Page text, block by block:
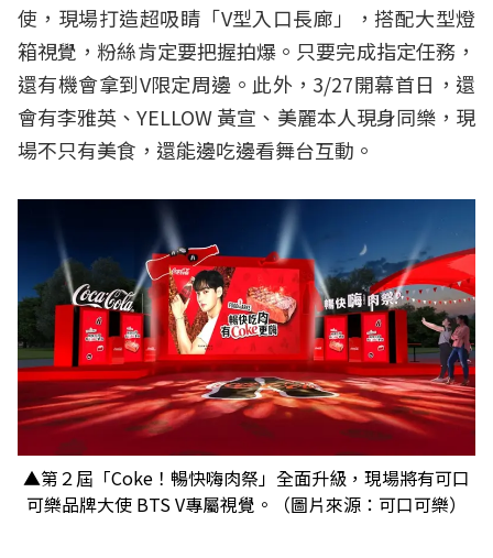
使，現場打造超吸睛「V型入口長廊」，搭配大型燈
箱視覺，粉絲肯定要把握拍爆。只要完成指定任務，
還有機會拿到V限定周邊。此外，3/27開幕首日，還
會有李雅英、YELLOW 黃宣、美麗本人現身同樂，現
場不只有美食，還能邊吃邊看舞台互動。
▲第２屆「Coke！暢快嗨肉祭」全面升級，現場將有可口
可樂品牌大使 BTS V專屬視覺。（圖片來源：可口可樂）